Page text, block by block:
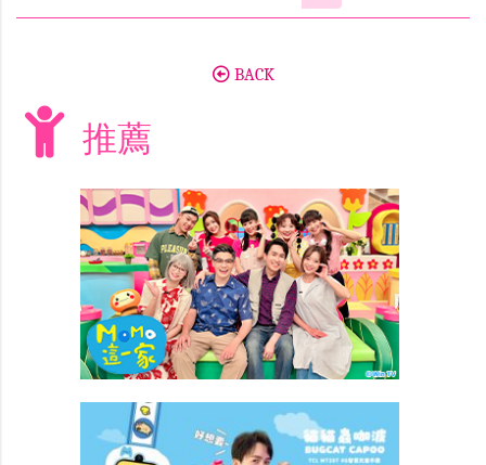
BACK
推薦